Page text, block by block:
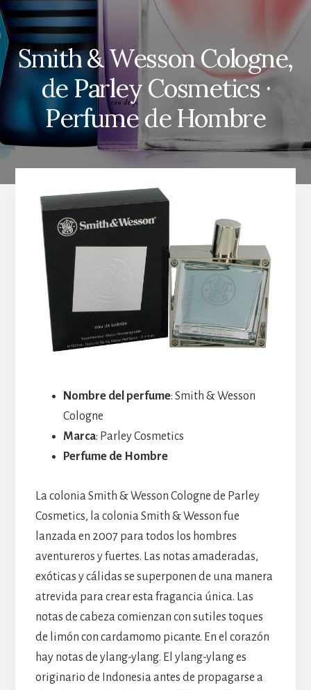
Smith & Wesson Cologne,
de Parley Cosmetics ·
Perfume de Hombre
Nombre del perfume: Smith & Wesson
Cologne
Marca: Parley Cosmetics
Perfume de Hombre
La colonia Smith & Wesson Cologne de Parley
Cosmetics, la colonia Smith & Wesson fue
lanzada en 2007 para todos los hombres
aventureros y fuertes. Las notas amaderadas,
exóticas y cálidas se superponen de una manera
atrevida para crear esta fragancia única. Las
notas de cabeza comienzan con sutiles toques
de limón con cardamomo picante. En el corazón
hay notas de ylang-ylang. El ylang-ylang es
originario de Indonesia antes de propagarse a